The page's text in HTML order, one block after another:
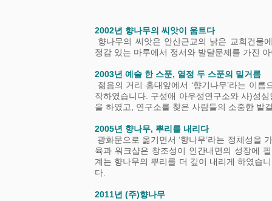
2002년 향나무의 씨앗이 움트다
향나무의 씨앗은 안산근교의 낡은 교회건물
정감 있는 마루에서 정서와 발달문제를 가진
2003년 예술 한 스푼, 열정 두 스푼의 밑거름
젊음의 거리 홍대앞에서 ‘향기나무’라는 이
작하였습니다. 구성애 아우성연구소와 사)성
을 하였고, 연구소를 찾은 사람들의 소중한 발
2005년 향나무, 뿌리를 내리다
광화문으로 옮기면서 ‘향나무’라는 정체성을
육과 워크샵은 창조성이 인간내면의 성장에
계는 향나무의 뿌리를 더 깊이 내리게 하였습
다.
2011년 (주)향나무